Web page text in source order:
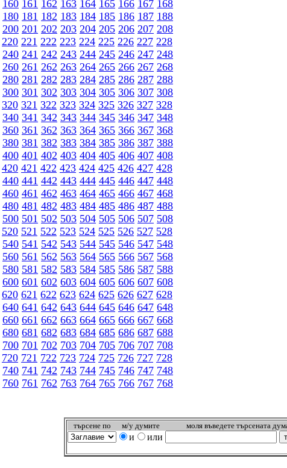
160 161 162 163 164 165 166 167 168
180 181 182 183 184 185 186 187 188
200 201 202 203 204 205 206 207 208
220 221 222 223 224 225 226 227 228
240 241 242 243 244 245 246 247 248
260 261 262 263 264 265 266 267 268
280 281 282 283 284 285 286 287 288
300 301 302 303 304 305 306 307 308
320 321 322 323 324 325 326 327 328
340 341 342 343 344 345 346 347 348
360 361 362 363 364 365 366 367 368
380 381 382 383 384 385 386 387 388
400 401 402 403 404 405 406 407 408
420 421 422 423 424 425 426 427 428
440 441 442 443 444 445 446 447 448
460 461 462 463 464 465 466 467 468
480 481 482 483 484 485 486 487 488
500 501 502 503 504 505 506 507 508
520 521 522 523 524 525 526 527 528
540 541 542 543 544 545 546 547 548
560 561 562 563 564 565 566 567 568
580 581 582 583 584 585 586 587 588
600 601 602 603 604 605 606 607 608
620 621 622 623 624 625 626 627 628
640 641 642 643 644 645 646 647 648
660 661 662 663 664 665 666 667 668
680 681 682 683 684 685 686 687 688
700 701 702 703 704 705 706 707 708
720 721 722 723 724 725 726 727 728
740 741 742 743 744 745 746 747 748
760 761 762 763 764 765 766 767 768
търсeне по м/у думите моля въведете търсената
и или